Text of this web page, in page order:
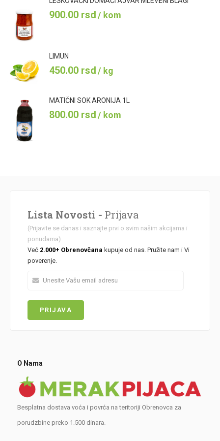
900.00 rsd/ kom
LIMUN
450.00 rsd/ kg
MATIČNI SOK ARONIJA 1L
800.00 rsd/ kom
Lista Novosti - Prijava
(Prijavite se danas i saznajte prvi o svim našim akcijama i
ponudama)
Već 2.000+ Obrenovčana kupuje od nas. Pružite nam i Vi
poverenje.
O Nama
Besplatna dostava voća i povrća na teritoriji Obrenovca za
porudzbine preko 1.500 dinara.